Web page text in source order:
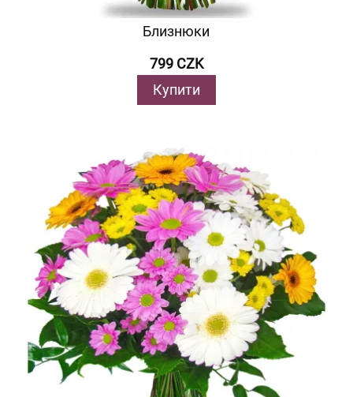
Близнюки
799 CZK
Купити